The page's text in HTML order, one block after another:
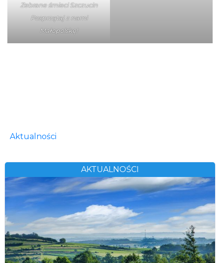
Zebrane śmieci Szczucin
Posprzątaj z nami
Małopolskę!
Aktualności
AKTUALNOŚCI